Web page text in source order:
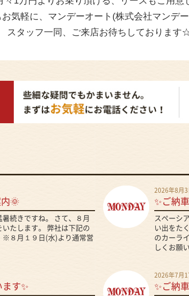
気軽に、マンデーオート(株式会社マンデ
スタッフ一同、ご来店お待ちしております
🌞
続きですね。 さて、８月
たします。 弊社は下記の
※８月１９日(水)より通常営
2026年8月3
✨ご納
スペーシ
い出をた
のカーラ
しくお願
す✨
2026年7月
✨ご納